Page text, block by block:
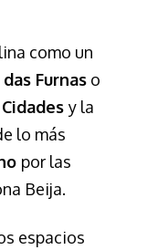
como un
Furnas o
y la
lo más
por las
Beija.
espacios